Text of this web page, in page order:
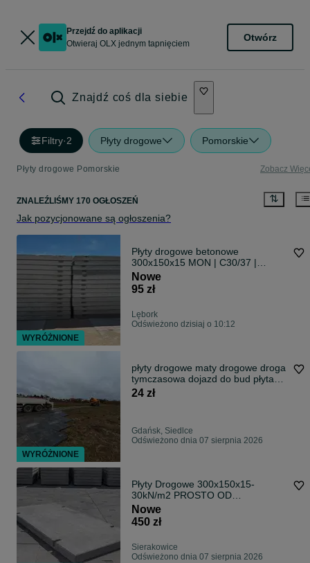
Przejdź do aplikacji
Otwieraj OLX jednym tapnięciem
Otwórz
Znajdź coś dla siebie
Filtry·2 Płyty drogowe Pomorskie
Płyty drogowe Pomorskie Zobacz
ZNALEŹLIŚMY 170 OGŁOSZEŃ
Jak pozycjonowane są ogłoszenia?
Płyty drogowe betonowe
300x150x15 MON | C30/37 |
ZBROJONE | TRANSPORT
Nowe
95 zł
Lębork
Odświeżono dzisiaj o 10:12
płyty drogowe maty drogowe droga
tymczasowa dojazd do bud płyta
chodnikowa zabezpieczenie terenu
24 zł
Gdańsk, Siedlce
Odświeżono dnia 07 sierpnia 2026
Płyty Drogowe 300x150x15-
30kN/m2 PROSTO OD
PRODUCENTA!!!
Nowe
450 zł
Sierakowice
Odświeżono dnia 07 sierpnia 2026
WYRÓŻNIONE
WYRÓŻNIONE